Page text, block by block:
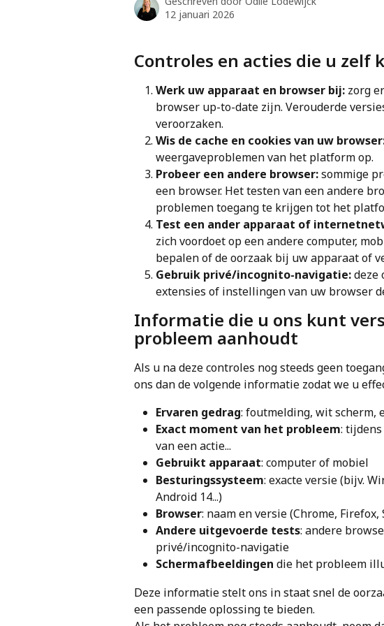
12 januari 2026
Controles en acties die u zelf
Werk uw apparaat en browser bij: zorg
browser up-to-date zijn. Verouderde
veroorzaken.
Wis de cache en cookies van uw
weergaveproblemen van het platform op.
Probeer een andere browser: sommige
een browser. Het testen van een andere
problemen toegang te krijgen tot het
Test een ander apparaat of
zich voordoet op een andere computer,
bepalen of de oorzaak bij uw apparaat of
Gebruik privé/incognito-navigatie: deze
extensies of instellingen van uw browser
Informatie die u ons kunt
probleem aanhoudt
Als u na deze controles nog steeds geen
ons dan de volgende informatie zodat we u
Ervaren gedrag: foutmelding, wit scherm,
Exact moment van het probleem:
van een actie...
Gebruikt apparaat: computer of mobiel
Besturingssysteem: exacte versie (bijv.
Android 14...)
Browser: naam en versie (Chrome, Firefox,
Andere uitgevoerde tests: andere
privé/incognito-navigatie
Schermafbeeldingen die het probleem
Deze informatie stelt ons in staat snel de
een passende oplossing te bieden.